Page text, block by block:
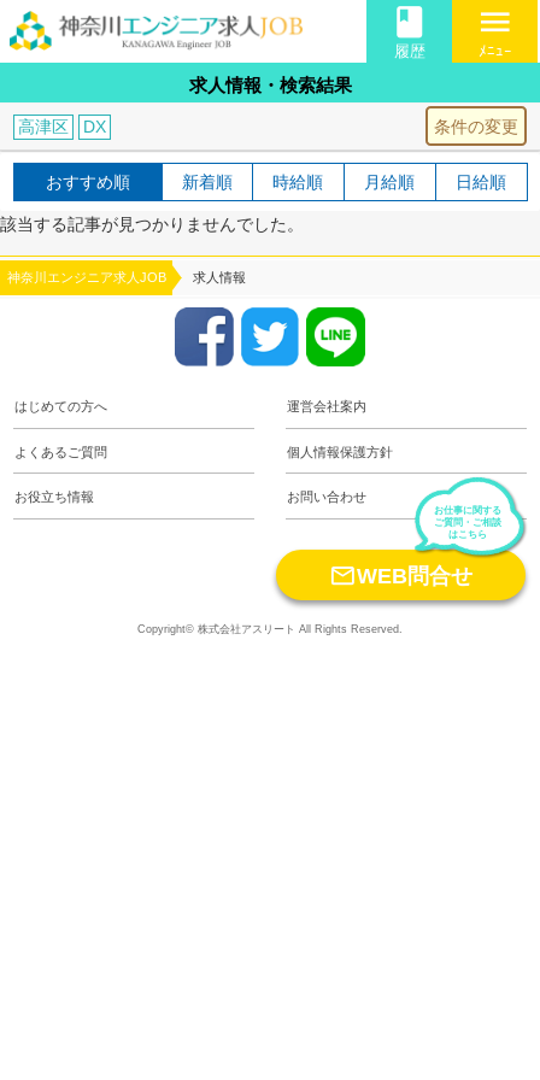
book
履歴
menu
ﾒﾆｭｰ
求人情報・検索結果
条件の変更
高津区 DX
おすすめ順 新着順 時給順 月給順 日給順
該当する記事が見つかりませんでした。
神奈川エンジニア求人JOB 求人情報
はじめての方へ 運営会社案内
よくあるご質問 個人情報保護方針
お役立ち情報 お問い合わせ
お仕事に関する
ご質問・ご相談
はこちら
WEB問合せ
Copyright© 株式会社アスリート All Rights Reserved.